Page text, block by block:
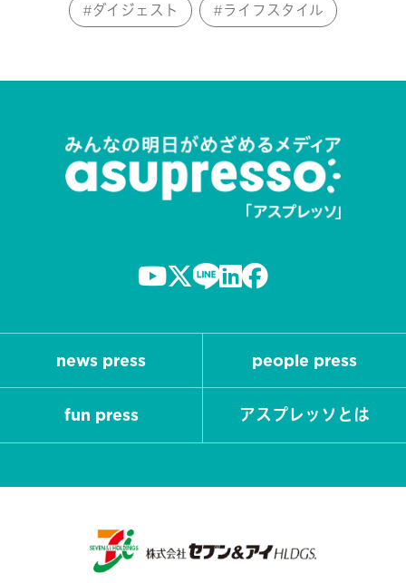
ダイジェスト ライフスタイル
news press people press
fun press アスプレッソとは